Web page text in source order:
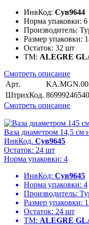
ИнвКод: Сув9644
Норма упаковки: 6
Производитель:
Размер упаковки:
Остаток: 32 шт
ТМ: ALEGRE
Смотреть описание
Арт.
ШтрихКод.
Смотреть описание
Ваза диаметром 14,5
ИнвКод. Сув9645
Остаток: 24 шт
Норма упаковки: 4
ИнвКод: Сув9645
Норма упаковки: 4
Производитель:
Размер упаковки:
Остаток: 24 шт
ТМ: ALEGRE